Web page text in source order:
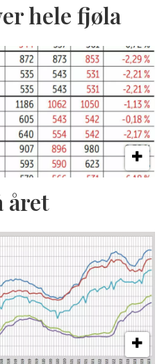
hele fjøla
året